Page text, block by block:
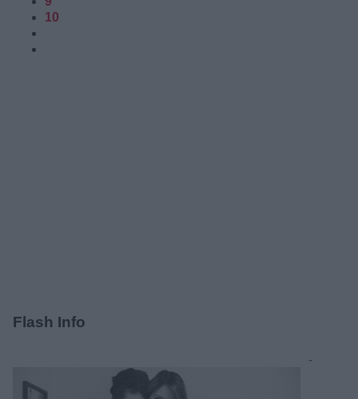
10
Flash Info
-